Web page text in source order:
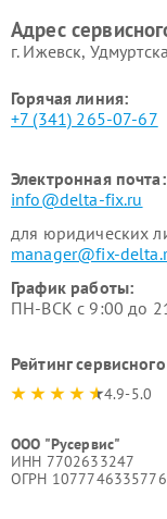
Адрес
г. Ижевск,
Горячая линия:
+7 (341) 265-07-67
Электронная почта:
info@delta-fix.ru
для юридических
manager@fix-
График работы:
ПН-ВСК с 9:00 до
Рейтинг
4.9-5.0
ООО "Русервис"
ИНН 7702633247
ОГРН 1077746335776